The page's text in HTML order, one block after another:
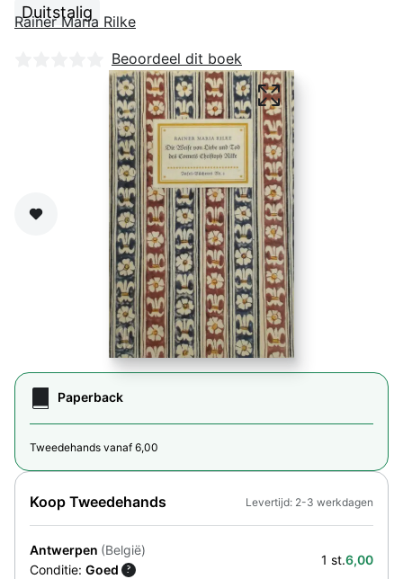
Duitstalig
Rainer Maria Rilke
Nog geen beoordelingen
Beoordeel dit boek
Zet op verlanglijst
Paperback
Tweedehands vanaf 6,00
Koop Tweedehands
Antwerpen (België)
Conditie: Goed ?
1 st.6,00
Levertijd: 2-3 werkdagen